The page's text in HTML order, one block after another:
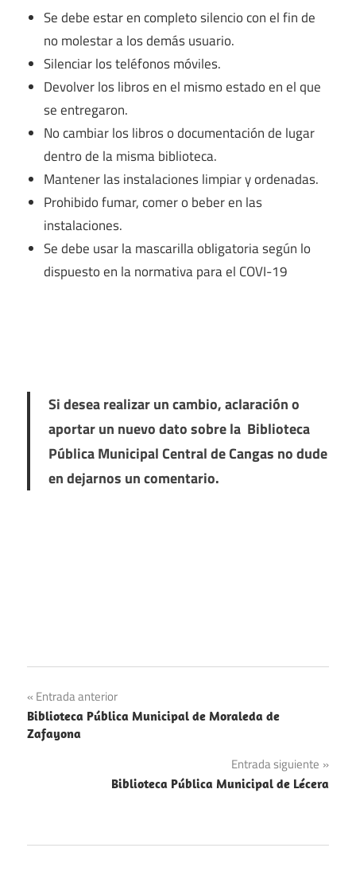
Se debe estar en completo silencio con el fin de
no molestar a los demás usuario.
Silenciar los teléfonos móviles.
Devolver los libros en el mismo estado en el que
se entregaron.
No cambiar los libros o documentación de lugar
dentro de la misma biblioteca.
Mantener las instalaciones limpiar y ordenadas.
Prohibido fumar, comer o beber en las
instalaciones.
Se debe usar la mascarilla obligatoria según lo
dispuesto en la normativa para el COVI-19
Si desea realizar un cambio, aclaración o
aportar un nuevo dato sobre la Biblioteca
Pública Municipal Central de Cangas no dude
en dejarnos un comentario.
Navegación
de
Entrada anterior
Biblioteca Pública Municipal de Moraleda de
Zafayona
Entrada siguiente
Biblioteca Pública Municipal de Lécera